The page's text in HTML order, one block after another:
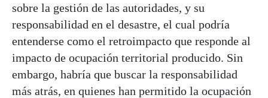
sobre la gestión de las autoridades, y su
responsabilidad en el desastre, el cual podría
entenderse como el retroimpacto que responde al
impacto de ocupación territorial producido. Sin
embargo, habría que buscar la responsabilidad
más atrás, en quienes han permitido la ocupación